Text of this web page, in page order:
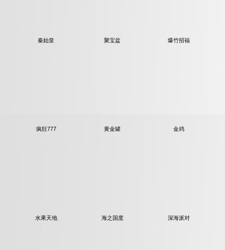
秦始皇 聚宝盆 爆竹招福
疯狂777 黄金罐 金鸡
水果天地 海之国度 深海派对